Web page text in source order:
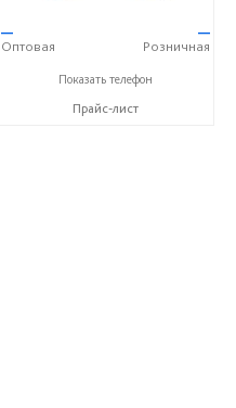
—
Оптовая
—
Розничная
+7 (351) 218-92-86
Показать телефон
Прайс-лист